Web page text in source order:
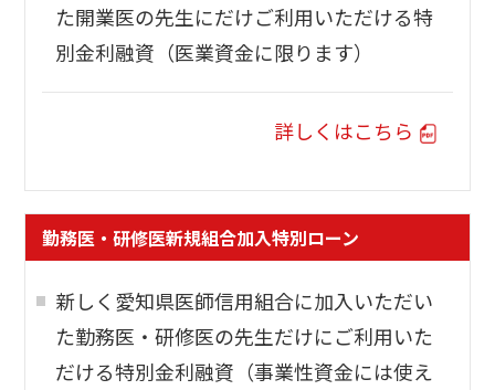
た開業医の先生にだけご利用いただける特
別金利融資（医業資金に限ります）
詳しくはこちら
勤務医・研修医新規組合加入特別ローン
新しく愛知県医師信用組合に加入いただい
た勤務医・研修医の先生だけにご利用いた
だける特別金利融資（事業性資金には使え